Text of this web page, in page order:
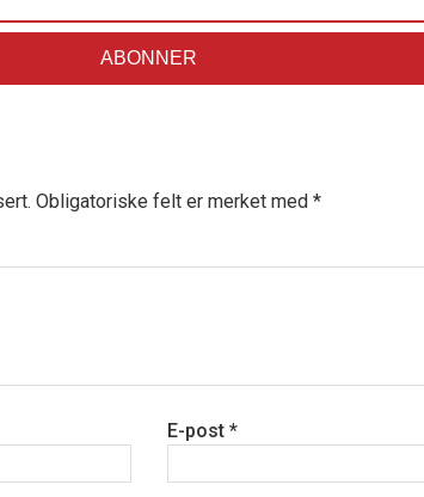
Obligatoriske felt er merket med *
E-post *